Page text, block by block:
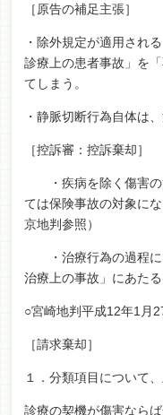
［原告の補足主張］
・除外規定が適用され
診療上の患者事故」を
てしまう。
・静脈切断行為自体は
［控訴審：控訴棄却］
・疾病を除く傷害の
ては保険事故
京地判参照）
・治療行為の過程に
治療上の事故」にあたる
○宮崎地判平成12年1月
［請求棄却］
１．分類項目について
診療の契機が傷害なら